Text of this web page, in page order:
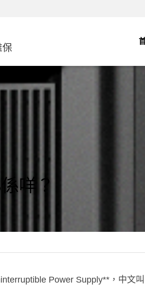
保
咩？
Power Supply**，中文